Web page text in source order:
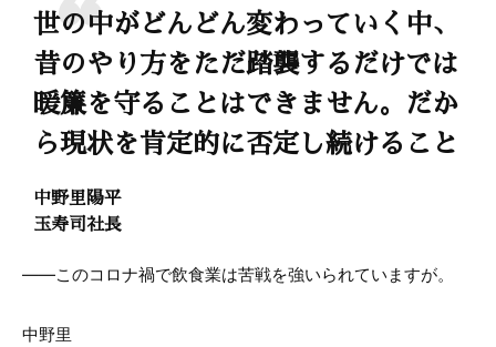
世の中がどんどん変わっていく中、
昔のやり方をただ踏襲するだけでは
暖簾を守ることはできません。だか
ら現状を肯定的に否定し続けること
中野里陽平
玉寿司社長
——このコロナ禍で飲食業は苦戦を強いられていますが。
中野里